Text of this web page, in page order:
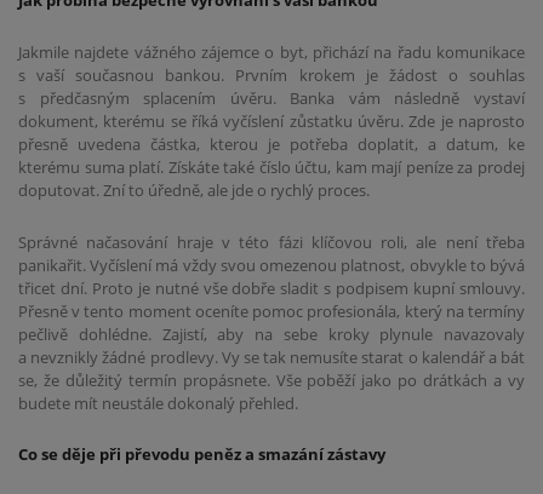
Jakmile najdete vážného zájemce o byt, přichází na řadu komunikace
s vaší současnou bankou. Prvním krokem je žádost o souhlas
s předčasným splacením úvěru. Banka vám následně vystaví
dokument, kterému se říká vyčíslení zůstatku úvěru. Zde je naprosto
přesně uvedena částka, kterou je potřeba doplatit, a datum, ke
kterému suma platí. Získáte také číslo účtu, kam mají peníze za prodej
doputovat. Zní to úředně, ale jde o rychlý proces.
Správné načasování hraje v této fázi klíčovou roli, ale není třeba
panikařit. Vyčíslení má vždy svou omezenou platnost, obvykle to bývá
třicet dní. Proto je nutné vše dobře sladit s podpisem kupní smlouvy.
Přesně v tento moment oceníte pomoc profesionála, který na termíny
pečlivě dohlédne. Zajistí, aby na sebe kroky plynule navazovaly
a nevznikly žádné prodlevy. Vy se tak nemusíte starat o kalendář a bát
se, že důležitý termín propásnete. Vše poběží jako po drátkách a vy
budete mít neustále dokonalý přehled.
Co se děje při převodu peněz a smazání zástavy